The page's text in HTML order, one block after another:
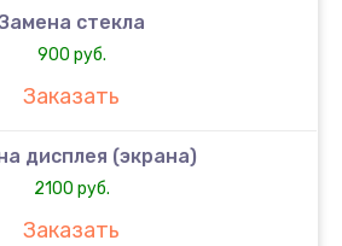
стекла
900 руб.
Заказать
дисплея (экрана)
2100 руб.
Заказать